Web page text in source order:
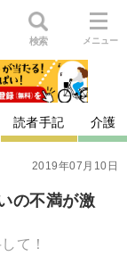
検索 メニュー
読者手記 介護
2019年07月10日
の不満が激
て！